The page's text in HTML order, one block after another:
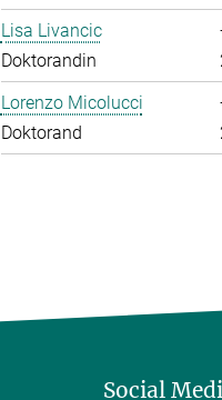
Lisa Livancic
Doktorandin
Lorenzo Micolucci
Doktorand
Social